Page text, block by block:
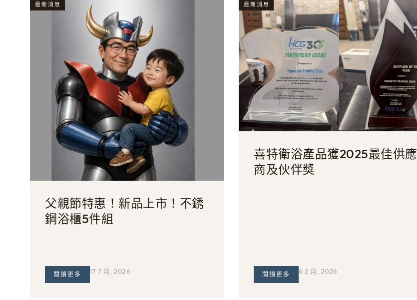
最新消息
父親節特惠！新品上市！不銹
鋼浴櫃5件組
閱讀更多 17 7 月, 2026
最新消息
喜特衛浴產品獲2025最佳供應
商及伙伴獎
閱讀更多 6 2 月, 2026